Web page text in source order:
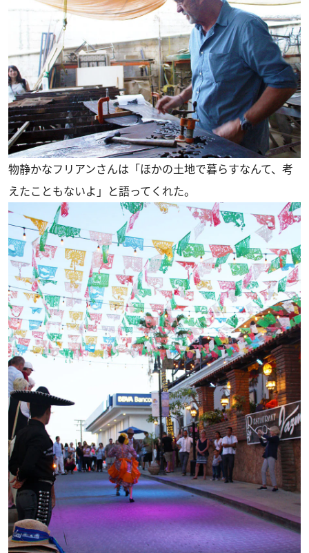
物静かなフリアンさんは「ほかの土地で暮らすなんて、考
えたこともないよ」と語ってくれた。